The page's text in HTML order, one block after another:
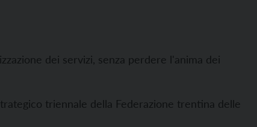
dei servizi, senza perdere l'anima dei
triennale della Federazione trentina delle